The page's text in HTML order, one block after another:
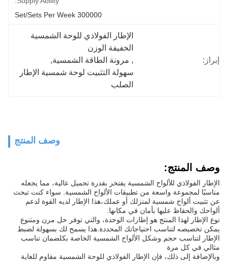
300000 Set/Sets Per Week
إبراز:
الخفيفة الوزن
, مرونة الطاقة الشمسية,
الصلب
وصف المنتج
وصف المنتج:
الإطار الفولاذي للألواح الشمسية يفتخر بقدرة تحميل عالية، مما يجعله
مناسبًا لمجموعة واسعة من تطبيقات الألواح الشمسية. سواء كنت تبحث
عن تثبيت ألواح شمسية لمنزلك أو عملك،هذا الإطار لديه القوة لدعم
ألواحك والحفاظ عليها بأمان في مكانها.
نوع الإطار لهذا المنتج هو إطارات الوحدة، والتي توفر حل مرن ومتنوع
يمكن تخصيصه لتناسب احتياجاتك المحددة.هذا يسمح لك بسهولة لضبط
الإطار لتناسب حجم وشكل الألواح الشمسية الخاصة بكلضمان تناسب
مثالي في كل مرة
وبالإضافة إلى ذلك، فإن الإطار الفولاذي للوحة الشمسية مقاوم للغاية